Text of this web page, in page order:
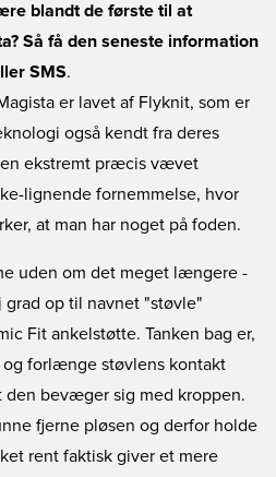
blandt de første til at
Så få den seneste information
SMS.
er lavet af Flyknit, som er
også kendt fra deres
en ekstremt præcis vævet
lignende fornemmelse, hvor
at man har noget på foden.
uden om det meget længere -
grad op til navnet "støvle"
Fit ankelstøtte. Tanken bag er,
og forlænge støvlens kontakt
den bevæger sig med kroppen.
fjerne pløsen og derfor holde
rent faktisk giver et mere